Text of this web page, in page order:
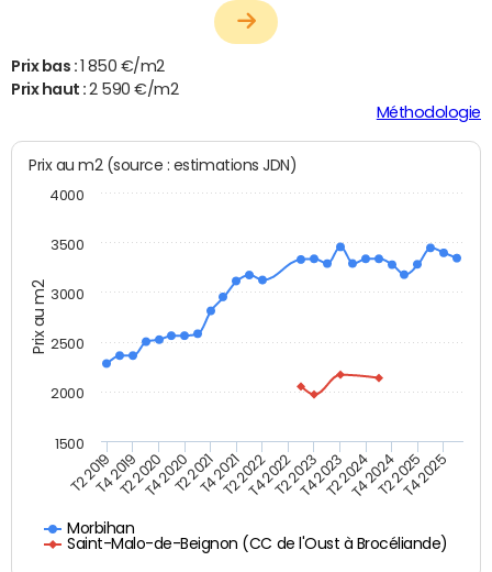
Prix bas : 1 850 €/m2
Prix haut :2 590 €/m2
Méthodologie
Prix au m2
Prix au m2 (source : estimations JDN)
Morbihan
Saint-Malo-de-Beignon (CC de l'Oust à Brocéliande)
T2 2019T4 2019T2 2020T4 2020T2 2021T4 2021T2 2022T4 2022T2 2023T4 2023T2 2024T4 2024T2 2025T4 2025
1500
2000
2500
3000
3500
4000